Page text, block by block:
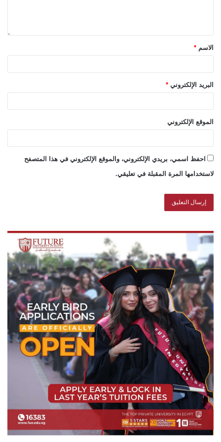
الاسم *
البريد الإلكتروني *
الموقع الإلكتروني
احفظ اسمي، بريدي الإلكتروني، والموقع الإلكتروني في هذا المتصفح
لاستخدامها المرة المقبلة في تعليقي.